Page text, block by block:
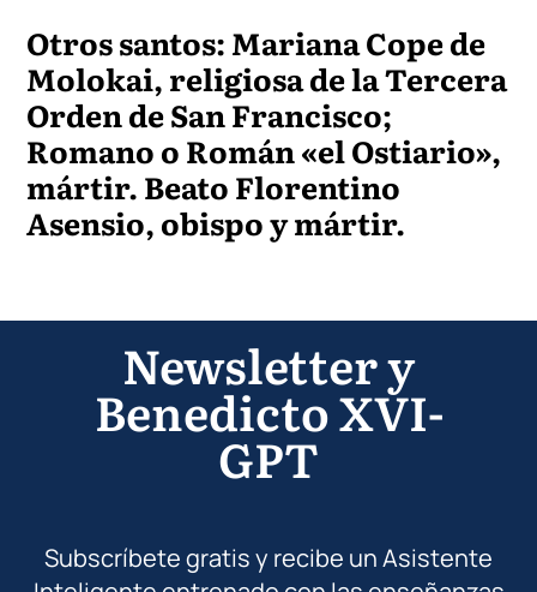
Otros santos: Mariana Cope de
Molokai, religiosa de la Tercera
Orden de San Francisco;
Romano o Román «el Ostiario»,
mártir. Beato Florentino
Asensio, obispo y mártir.
Newsletter y
Benedicto XVI-
GPT
Subscríbete gratis y recibe un Asistente